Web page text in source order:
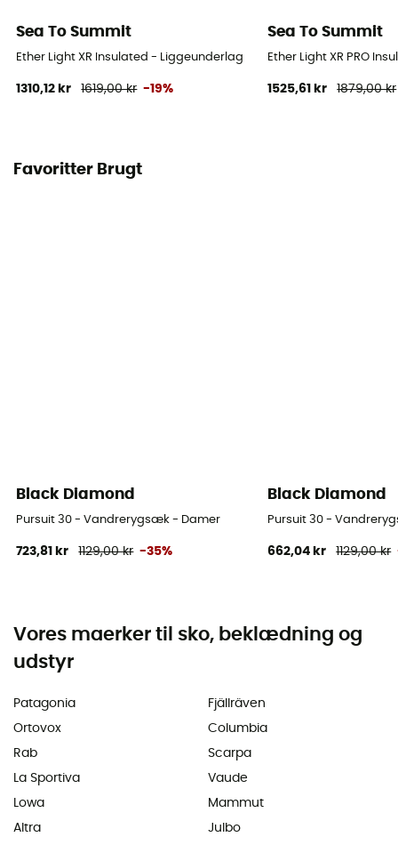
Sea To Summit
Ether Light XR Insulated - Liggeunderlag
1310,12 kr 1619,00 kr -19%
Sea To Summit
Ether Light XR PRO
1525,61 kr 1879,00 kr
Favoritter Brugt
Black Diamond
Pursuit 30 - Vandrerygsæk - Damer
723,81 kr 1129,00 kr -35%
Black Diamond
Pursuit 30 -
662,04 kr 1129,00 kr
Vores maerker til sko, beklædning og
udstyr
Patagonia
Ortovox
Rab
La Sportiva
Lowa
Altra
Fjällräven
Columbia
Scarpa
Vaude
Mammut
Julbo